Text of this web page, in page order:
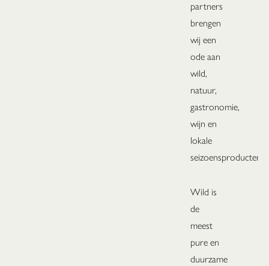
partners
brengen
wij een
ode aan
wild,
natuur,
gastronomie,
wijn en
lokale
seizoensproducten.
Wild is
de
meest
pure en
duurzame